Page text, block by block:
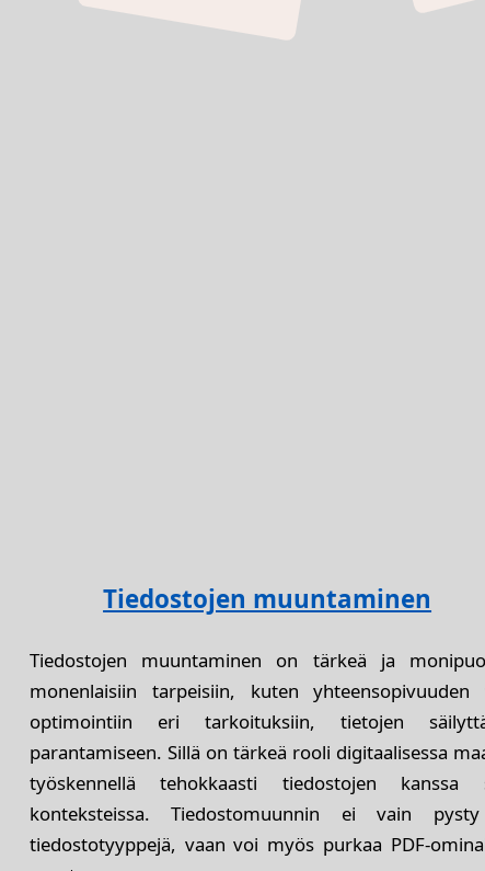
Tiedostojen muuntaminen
Tiedostojen muuntaminen on tärkeä ja
monenlaisiin tarpeisiin, kuten yhteensopivuuden
optimointiin eri tarkoituksiin, tietojen
parantamiseen. Sillä on tärkeä rooli digitaalisessa
työskennellä tehokkaasti tiedostojen kanssa
konteksteissa. Tiedostomuunnin ei vain
tiedostotyyppejä, vaan voi myös purkaa PDF-